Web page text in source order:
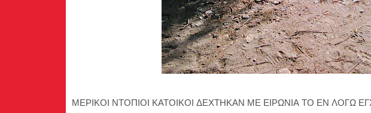
ΜΕΡΙΚΟΙ ΝΤΟΠΙΟΙ ΚΑΤΟΙΚΟΙ ΔΕΧΤΗΚΑΝ ΜΕ ΕΙΡΩΝΙΑ ΤΟ ΕΝ ΛΟΓΩ